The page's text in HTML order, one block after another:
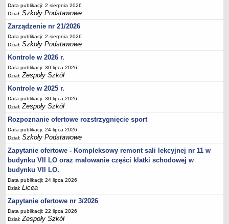
Majątek
Godziny dyżurów
Ogłoszenia
Zarządzenia
Rejestry, ewidencje, archiwa
Kontrole
PONOWNE WYKORZYSTYWANIE
Sprawozdania
Deklaracja dostępności
DEKLARACJA DOSTĘPNOŚCI
OŚWIADCZENIA MAJĄTKOWE
PONOWNE WYKORZYSTYWANIE
UDOSTĘPNIANIE INFORMACJI PUBLICZNEJ
OCHRONA DANYCH OSOBOWYCH
Data publikacji: 2 sierpnia 2026
Dział:Szkoły Podstawowe
Zarządzenie nr 21/2026
Data publikacji: 2 sierpnia 2026
Dział:Szkoły Podstawowe
Kontrole w 2026 r.
Data publikacji: 30 lipca 2026
Dział:Zespoły Szkół
Kontrole w 2025 r.
Data publikacji: 30 lipca 2026
Dział:Zespoły Szkół
Rozpoznanie ofertowe rozstrzygnięcie sport
Data publikacji: 24 lipca 2026
Dział:Szkoły Podstawowe
Zapytanie ofertowe - Kompleksowy remont sali lekcyjnej nr 11 w
budynku VII LO oraz malowanie części klatki schodowej w
budynku VII LO.
Data publikacji: 24 lipca 2026
Dział:Licea
Zapytanie ofertowe nr 3/2026
Data publikacji: 22 lipca 2026
Dział:Zespoły Szkół